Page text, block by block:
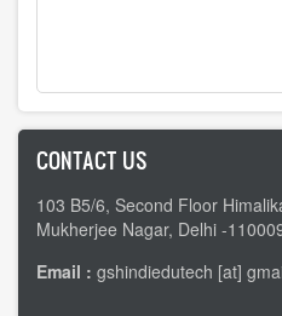
CONTACT US
103 B5/6, Second Floor
Mukherjee Nagar, Delhi -
Email : gshindiedutech [at]